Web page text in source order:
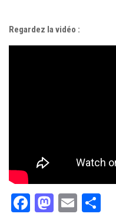
Regardez la vidéo :
Facebook
Mastodon
Email